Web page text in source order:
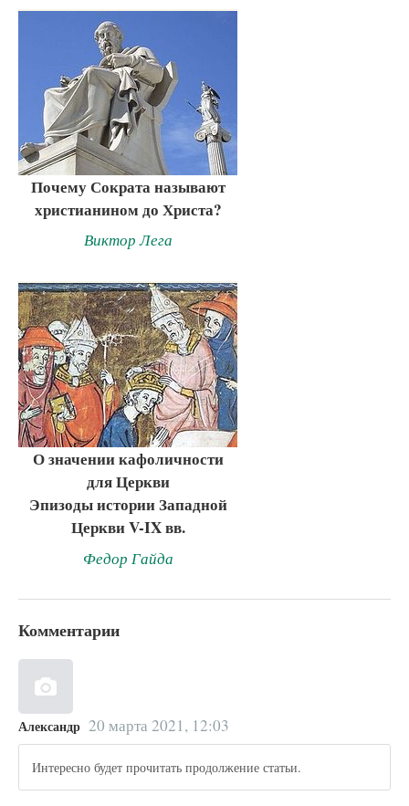
Почему Сократа называют
христианином до Христа?
Виктор Лега
О значении кафоличности
для Церкви
Эпизоды истории Западной
Церкви V-IX вв.
Федор Гайда
Комментарии
Александр 20 марта 2021, 12:03
Интересно будет прочитать продолжение статьи.